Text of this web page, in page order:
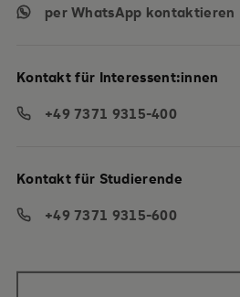
per WhatsApp kontaktieren
Kontakt für Interessent:innen
+49 7371 9315-400
Kontakt für Studierende
+49 7371 9315-600